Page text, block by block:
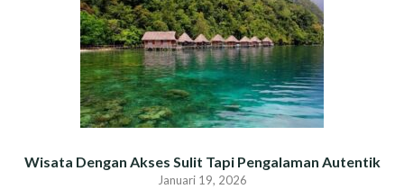
Wisata Dengan Akses Sulit Tapi Pengalaman Autentik
Januari 19, 2026